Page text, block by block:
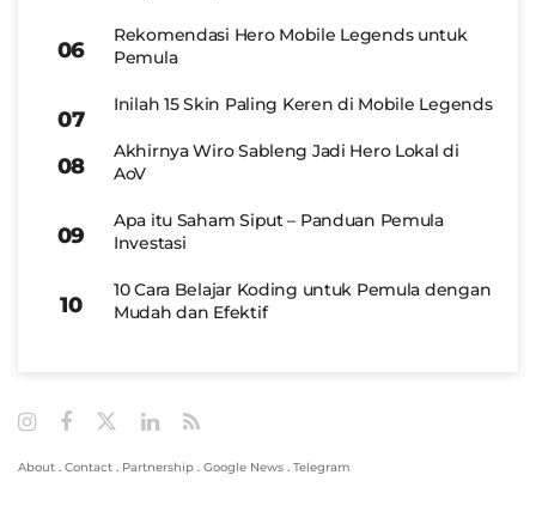
Rekomendasi Hero Mobile Legends untuk
Pemula
Inilah 15 Skin Paling Keren di Mobile Legends
Akhirnya Wiro Sableng Jadi Hero Lokal di
AoV
Apa itu Saham Siput – Panduan Pemula
Investasi
10 Cara Belajar Koding untuk Pemula dengan
Mudah dan Efektif
About . Contact . Partnership . Google News . Telegram